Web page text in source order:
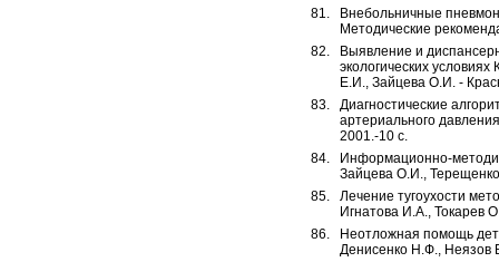
Внебольничные
Методические
Выявление и
экологических
Е.И., Зайцева О.И. -
Диагностические
артериального
2001.-10 с.
Информационно-
Зайцева О.И.,
Лечение тугоухости
Игнатова И.А., Токарев
Неотложная помощь
Денисенко Н.Ф., Неязов